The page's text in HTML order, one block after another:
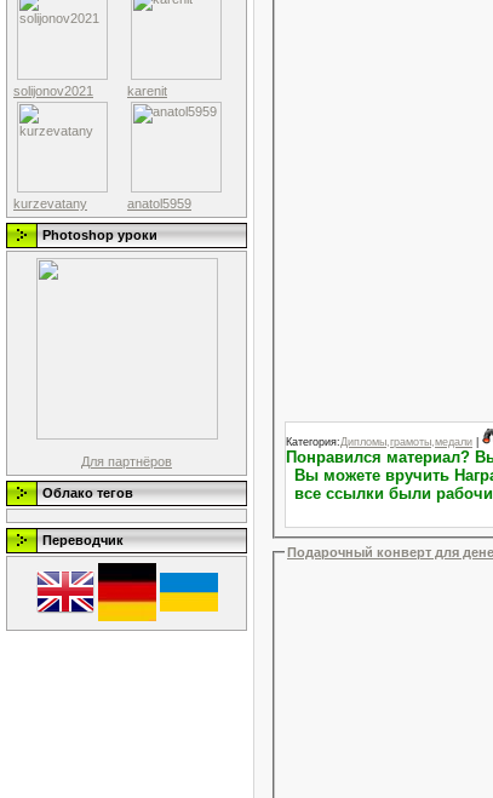
solijonov2021 karenit
kurzevatany anatol5959
Photoshop уроки
Для партнёров
Облако тегов
Переводчик
Категория:Дипломы,грамоты,медали
Понравился материал? Вы можете выразить свою благодарность.На Персональной странице пользователя (Профиль пользователя)
Вы можете вручить Награду или
все ссылки были
Подарочный конверт для